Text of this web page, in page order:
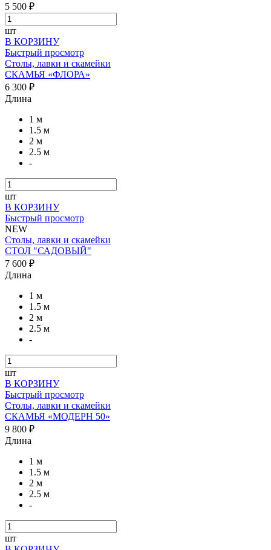
5 500 ₽
шт
В КОРЗИНУ
Быстрый просмотр
Столы, лавки и скамейки
СКАМЬЯ «ФЛОРА»
6 300 ₽
Длина
1 м
1.5 м
2 м
2.5 м
-
шт
В КОРЗИНУ
Быстрый просмотр
NEW
Столы, лавки и скамейки
СТОЛ "САДОВЫЙ"
7 600 ₽
Длина
1 м
1.5 м
2 м
2.5 м
-
шт
В КОРЗИНУ
Быстрый просмотр
Столы, лавки и скамейки
СКАМЬЯ «МОДЕРН 50»
9 800 ₽
Длина
1 м
1.5 м
2 м
2.5 м
-
шт